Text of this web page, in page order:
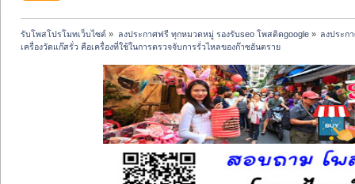
รับโพสโปรโมทเว็บไซต์ » ลงประกาศฟรี ทุกหมวดหมู่ รองรับseo โพสติดgoogle» ลงประก
เครื่องวัดแก๊สรั่ว คือเครื่องที่ใช้ในการตรวจจับการรั่วไหลของก๊าซอันตราย